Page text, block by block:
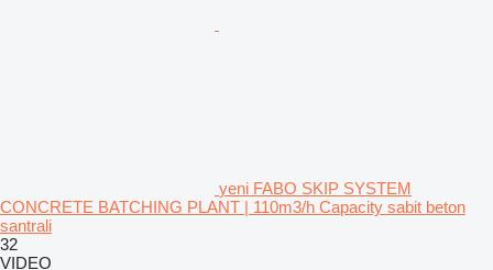
yeni FABO SKIP SYSTEM
CONCRETE BATCHING PLANT | 110m3/h Capacity sabit beton
santrali
32
VIDEO